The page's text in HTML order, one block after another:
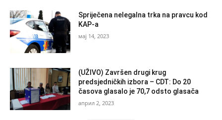
Spriječena nelegalna trka na pravcu kod
KAP-a
мај 14, 2023
(UŽIVO) Završen drugi krug
predsjedničkih izbora – CDT: Do 20
časova glasalo je 70,7 odsto glasača
април 2, 2023